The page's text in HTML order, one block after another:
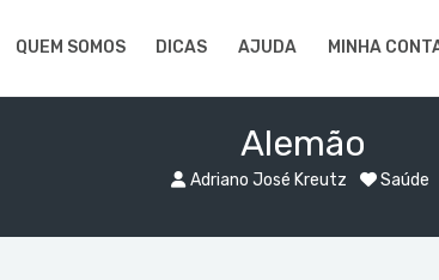
QUEM SOMOS DICAS AJUDA MINHA
Alemão
Adriano José Kreutz Saúde